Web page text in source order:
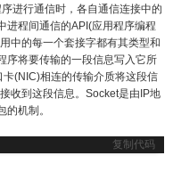
进行通信时，各自通信连接中的
进程间通信的API(应用程序编程
中的每一个套接字都有其类型和
序将要传输的一段信息写入它所
(NIC)相连的传输介质将这段信
收到这段信息。Socket是由IP地
机制。
复制代码